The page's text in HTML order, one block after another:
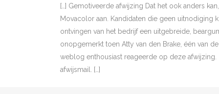
[…] Gemotiveerde afwijzing Dat het ook anders
Movacolor aan. Kandidaten die geen uitnodiging
ontvingen van het bedrijf een uitgebreide,
onopgemerkt toen Atty van den Brake, één van
weblog enthousiast reageerde op deze afwijzing.
afwijsmail. […]